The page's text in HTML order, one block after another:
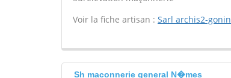
Voir la fiche artisan : Sarl archis2-gonin
Sh maconnerie general N�mes